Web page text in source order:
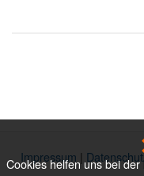
Impressum |
Cookies helfen uns bei